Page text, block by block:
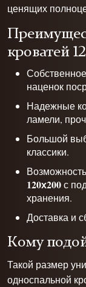
ценящих
кроватей
наценок
Надежные
ламели,
Большой
классики.
120х200с
хранения.
Доставка и
Кому
Такой размер
односпальной